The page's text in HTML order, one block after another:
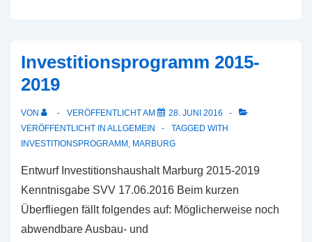
Investitionsprogramm 2015-
2019
VON VERÖFFENTLICHT AM
28. JUNI 2016
VERÖFFENTLICHT IN ALLGEMEIN
TAGGED WITH
INVESTITIONSPROGRAMM , MARBURG
Entwurf Investitionshaushalt Marburg 2015-2019
Kenntnisgabe SVV 17.06.2016 Beim kurzen
Überfliegen fällt folgendes auf: Möglicherweise noch
abwendbare Ausbau- und